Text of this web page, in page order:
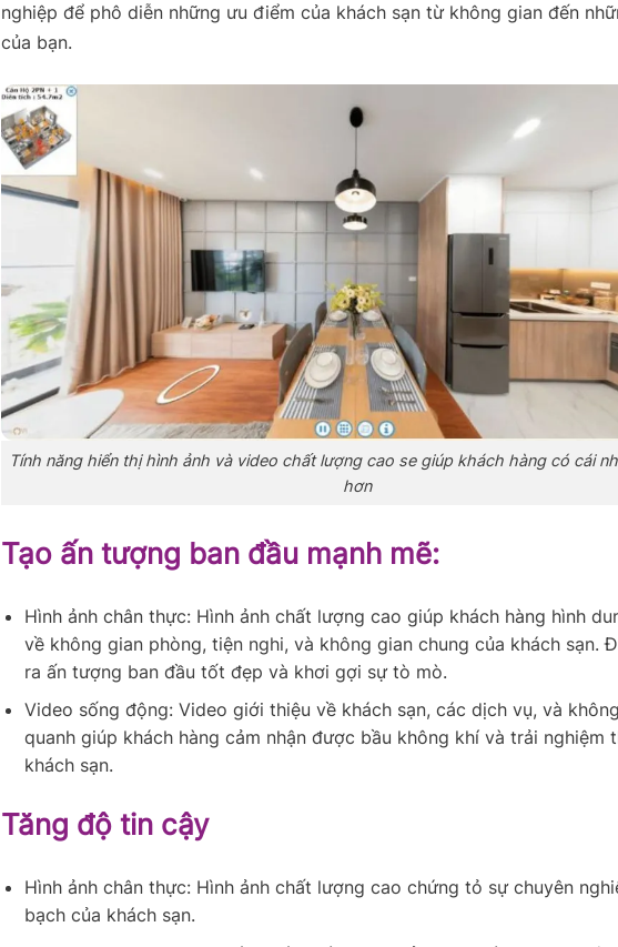
nghiệp để phô diễn những ưu điểm của khách sạn từ không gian đến
của bạn.
Tính năng hiển thị hình ảnh và video chất lượng cao se giúp khách hàng có cái
hơn
Tạo ấn tượng ban đầu mạnh mẽ:
Hình ảnh chân thực: Hình ảnh chất lượng cao giúp khách hàng hình
về không gian phòng, tiện nghi, và không gian chung của khách sạn.
ra ấn tượng ban đầu tốt đẹp và khơi gợi sự tò mò.
Video sống động: Video giới thiệu về khách sạn, các dịch vụ, và
quanh giúp khách hàng cảm nhận được bầu không khí và trải nghiệm
khách sạn.
Tăng độ tin cậy
Hình ảnh chân thực: Hình ảnh chất lượng cao chứng tỏ sự chuyên
bạch của khách sạn.